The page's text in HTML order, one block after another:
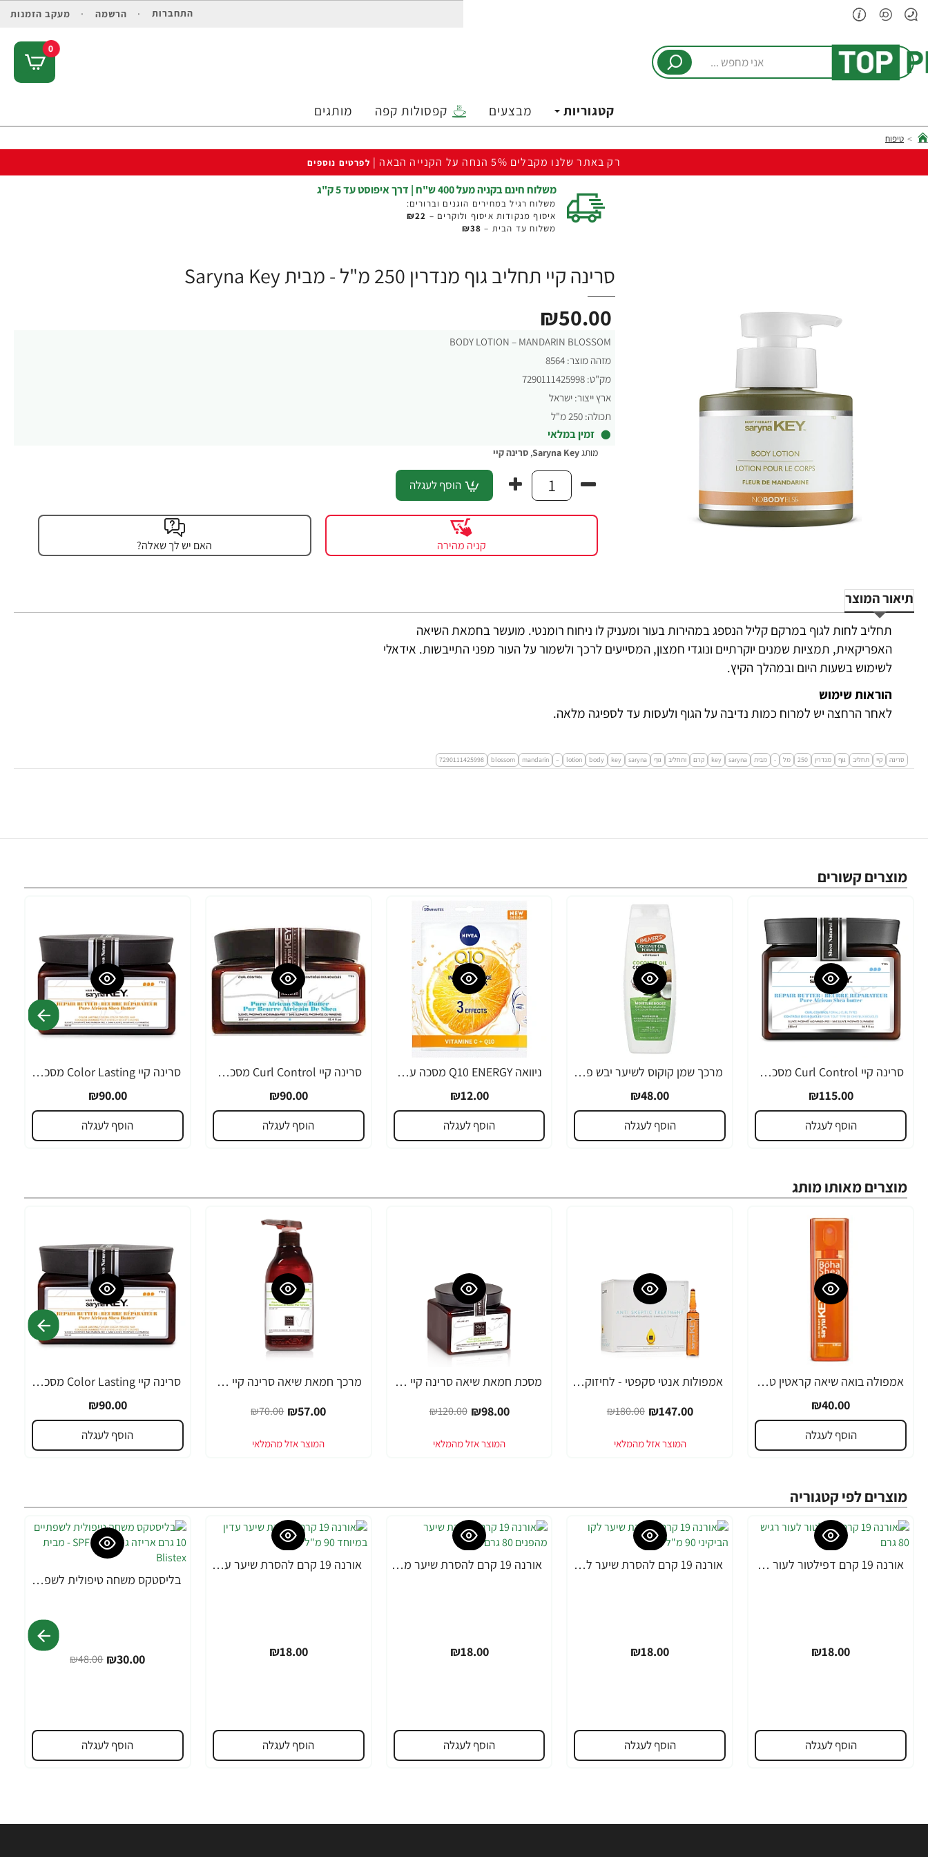
התחברות הרשמה מעקב הזמנות
מחפש
0
קטגוריות מבצעים קפסולות קפה מותגים
home
טיפוח
רק באתר שלנו מקבלים 5% הנחה על הקנייה הבאה | לפרטים נוספים
משלוח חינם בקניה מעל 400 ש"ח | דרך איפוסט עד 5 ק"ג
משלוח רגיל במחירים הוגנים וברורים:
איסוף מנקודות איסוף ולוקרים – ₪22
משלוח עד הבית – ₪38
סרינה קיי תחליב גוף מנדרין 250 מ"ל - מבית Saryna Key
BODY LOTION – MANDARIN BLOSSOM
מזהה מוצר: 8564
מק"ט: 7290111425998
ארץ ייצור: ישראל
תכולה: 250 מ"ל
זמין במלאי
₪50.00
מותגSaryna Key
, סרינה קיי
הוסף לעגלה
קניה מהירה האם יש לך שאלה?
תיאור המוצר
תחליב לחות לגוף במרקם קליל הנספג במהירות בעור ומעניק לו ניחוח רומנטי. מועשר בחמאת השיאה
האפריקאית, תמציות שמנים יוקרתיים ונוגדי חמצון, המסייעים לרכך ולשמור על העור מפני התייבשות. אידאלי
לשימוש בשעות היום ובמהלך הקיץ.
הוראות שימוש
לאחר הרחצה יש למרוח כמות נדיבה על הגוף ולעסות עד לספיגה מלאה.
סרינה קיי תחליב גוף מנדרין 250 מל - מבית saryna
key קרם ותחליב גוף saryna
key
body
lotion
–
mandarin
blossom
7290111425998
מוצרים קשורים
סרינה קיי Curl Control מסכת חמאת שיאה לשיער גלי ומתולתל 500 מ"ל - מבית Saryna Key
₪115.00
הוסף לעגלה
מרכך שמן קוקוס לשיער יבש פגום או צבוע ממריץ לחות 400 מ"ל - Palmer's
₪48.00
הוסף לעגלה
ניוואה Q10 ENERGY מסכה עם בוסט של ויטמין C למראה עור רענן וזוהר יחידה אחת - מבית NIVEA
₪12.00
הוסף לעגלה
סרינה קיי Curl Control מסכת חמאת שיאה לשיער גלי ומתולתל 300 מ"ל - מבית Saryna Key
₪90.00
הוסף לעגלה
סרינה קיי Color Lasting מסכת חמאת שיאה לשיער צבוע ומובהר 300 מ"ל - מבית Saryna Key
₪90.00
הוסף לעגלה
מוצרים מאותו מותג
אמפולה בואה שיאה קראטין טבעי סרינה קיי 12 מ"ל - מבית Saryna Key
₪40.00
הוסף לעגלה
-18%
אמפולות אנטי סקפטי - לחיזוק שורשי השיער סרינה קיי נגד נשירה Unique Pro - מבית Saryna Key
₪147.00
₪180.00
-18%
מסכת חמאת שיאה סרינה קיי שיער דק, יבש, דליל וחלש Volume Lift - מבית Saryna Key
₪98.00
₪120.00
-19%
מרכך חמאת שיאה סרינה קיי שיער דק, יבש, דליל וחלש Volume Lift - מבית Saryna Key
₪57.00
₪70.00
סרינה קיי Color Lasting מסכת חמאת שיאה לשיער צבוע ומובהר 300 מ"ל - מבית Saryna Key
₪90.00
הוסף לעגלה
מוצרים לפי קטגוריה
אורנה 19 קרם דפילטור לעור רגיש 80 גרם
₪18.00
הוסף לעגלה
אורנה 19 קרם להסרת שיער לקו הביקיני 90 מ"ל
₪18.00
הוסף לעגלה
אורנה 19 קרם להסרת שיער מהפנים 80 גרם
₪18.00
הוסף לעגלה
אורנה 19 קרם להסרת שיער עדין במיוחד 90 מ"ל
₪18.00
הוסף לעגלה
-38% בליסטקס משחה טיפולית לשפתיים 10 גרם אריזה גדולה SPF 10 - מבית Blistex
₪30.00
₪48.00
הוסף לעגלה